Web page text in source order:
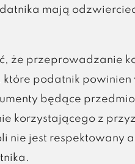
mają
że przeprowadzanie
które podatnik
będące
korzystającego z
nie jest respektowany